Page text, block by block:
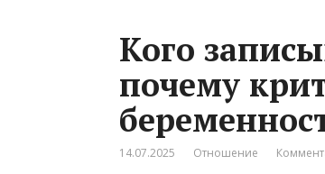
Кого
почему
14.07.2025 Отношение